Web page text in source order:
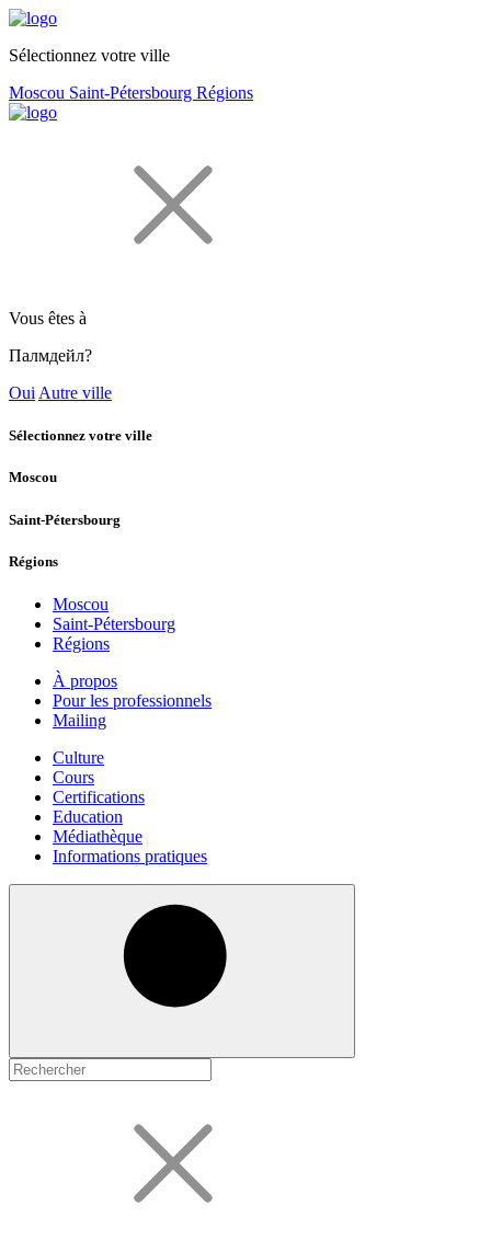
Sélectionnez votre ville
Moscou Saint-Pétersbourg Régions
Vous êtes à
Палмдейл?
Oui Autre ville
Sélectionnez votre ville
Moscou
Saint-Pétersbourg
Régions
Moscou
Saint-Pétersbourg
Régions
À propos
Pour les professionnels
Mailing
Culture
Cours
Certifications
Education
Médiathèque
Informations pratiques